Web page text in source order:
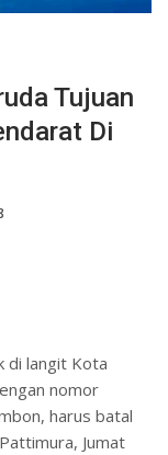
Tujuan
Di
di langit Kota
nomor
harus batal
Jumat